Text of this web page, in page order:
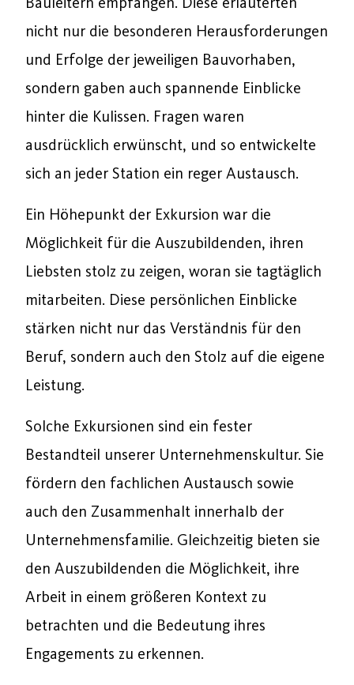
nicht nur die besonderen Herausforderungen
und Erfolge der jeweiligen Bauvorhaben,
sondern gaben auch spannende Einblicke
hinter die Kulissen. Fragen waren
ausdrücklich erwünscht, und so entwickelte
sich an jeder Station ein reger Austausch.
Ein Höhepunkt der Exkursion war die
Möglichkeit für die Auszubildenden, ihren
Liebsten stolz zu zeigen, woran sie tagtäglich
mitarbeiten. Diese persönlichen Einblicke
stärken nicht nur das Verständnis für den
Beruf, sondern auch den Stolz auf die eigene
Leistung.
Solche Exkursionen sind ein fester
Bestandteil unserer Unternehmenskultur. Sie
fördern den fachlichen Austausch sowie
auch den Zusammenhalt innerhalb der
Unternehmensfamilie. Gleichzeitig bieten sie
den Auszubildenden die Möglichkeit, ihre
Arbeit in einem größeren Kontext zu
betrachten und die Bedeutung ihres
Engagements zu erkennen.